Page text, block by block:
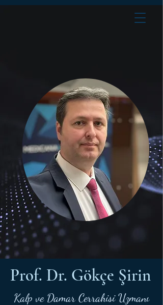
Kalp ve Damar Cerrahisi Uzmanı
Prof. Dr. Gökçe Şirin